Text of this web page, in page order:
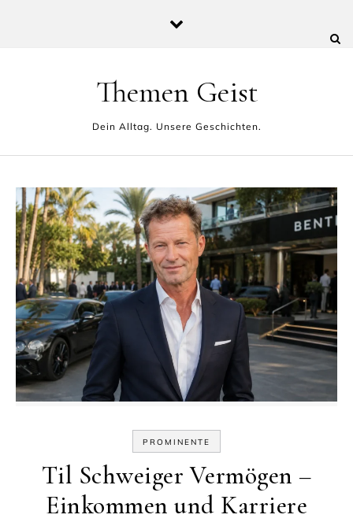
Themen Geist
Dein Alltag. Unsere Geschichten.
PROMINENTE
Til Schweiger Vermögen –
Einkommen und Karriere